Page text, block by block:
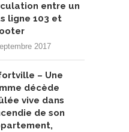
entre un
ligne 103 et
2017
– Une
décède
vive dans
de son